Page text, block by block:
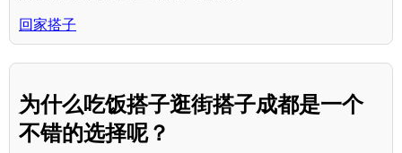
回家搭子
为什么吃饭搭子逛街搭子成都是一个
不错的选择呢？